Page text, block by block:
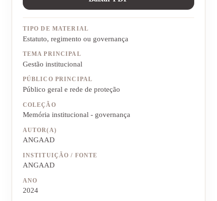
TIPO DE MATERIAL
Estatuto, regimento ou governança
TEMA PRINCIPAL
Gestão institucional
PÚBLICO PRINCIPAL
Público geral e rede de proteção
COLEÇÃO
Memória institucional - governança
AUTOR(A)
ANGAAD
INSTITUIÇÃO / FONTE
ANGAAD
ANO
2024